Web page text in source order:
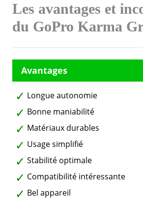
Les avantages et
du GoPro Karma
Longue autonomie
Bonne maniabilité
Matériaux durables
Usage simplifié
Stabilité optimale
Compatibilité intéressante
Bel appareil